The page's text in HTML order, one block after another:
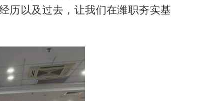
历以及过去，让我们在潍职夯实基